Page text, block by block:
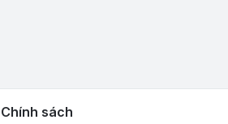
Chính sách